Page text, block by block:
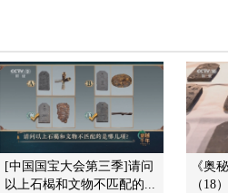
[中国国宝大会第三季]请问
以上石楬和文物不匹配的...
《奥
（18）